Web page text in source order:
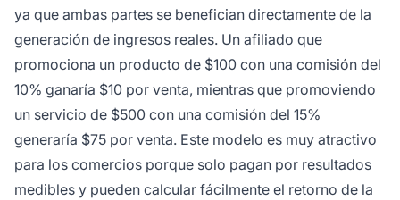
ya que ambas partes se benefician directamente de la
generación de ingresos reales. Un afiliado que
promociona un producto de $100 con una comisión del
10% ganaría $10 por venta, mientras que promoviendo
un servicio de $500 con una comisión del 15%
generaría $75 por venta. Este modelo es muy atractivo
para los comercios porque solo pagan por resultados
medibles y pueden calcular fácilmente el retorno de la